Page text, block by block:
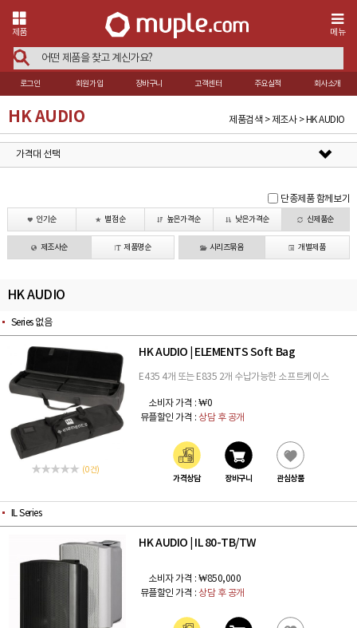
제품 메뉴
로그인 회원가입 장바구니 고객센터 주요실적 회사소개
HK AUDIO 제품검색 > 제조사 > HK AUDIO
가격대 선택
단종제품 함께보기
인기순 별점순 높은가격순 낮은가격순 신제품순
제조사순 제품명순 시리즈묶음 개별제품
HK AUDIO
Series 없음
(0 건)
HK AUDIO ELEMENTS Soft Bag
E435 4개 또는 E835 2개 수납가능한 소프트케이스
소비자 가격 : ₩0
뮤플할인 가격 : 상담 후 공개
가격상담 장바구니 관심상품
IL Series
HK AUDIO IL 80-TB/TW
소비자 가격 : ₩850,000
뮤플할인 가격 : 상담 후 공개